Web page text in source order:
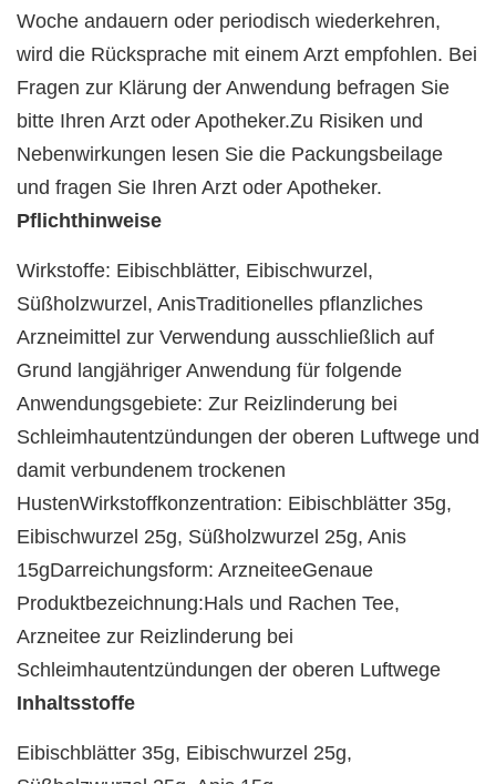
Woche andauern oder periodisch wiederkehren,
wird die Rücksprache mit einem Arzt empfohlen. Bei
Fragen zur Klärung der Anwendung befragen Sie
bitte Ihren Arzt oder Apotheker.Zu Risiken und
Nebenwirkungen lesen Sie die Packungsbeilage
und fragen Sie Ihren Arzt oder Apotheker.
Pflichthinweise
Wirkstoffe: Eibischblätter, Eibischwurzel,
Süßholzwurzel, AnisTraditionelles pflanzliches
Arzneimittel zur Verwendung ausschließlich auf
Grund langjähriger Anwendung für folgende
Anwendungsgebiete: Zur Reizlinderung bei
Schleimhautentzündungen der oberen Luftwege und
damit verbundenem trockenen
HustenWirkstoffkonzentration: Eibischblätter 35g,
Eibischwurzel 25g, Süßholzwurzel 25g, Anis
15gDarreichungsform: ArzneiteeGenaue
Produktbezeichnung:Hals und Rachen Tee,
Arzneitee zur Reizlinderung bei
Schleimhautentzündungen der oberen Luftwege
Inhaltsstoffe
Eibischblätter 35g, Eibischwurzel 25g,